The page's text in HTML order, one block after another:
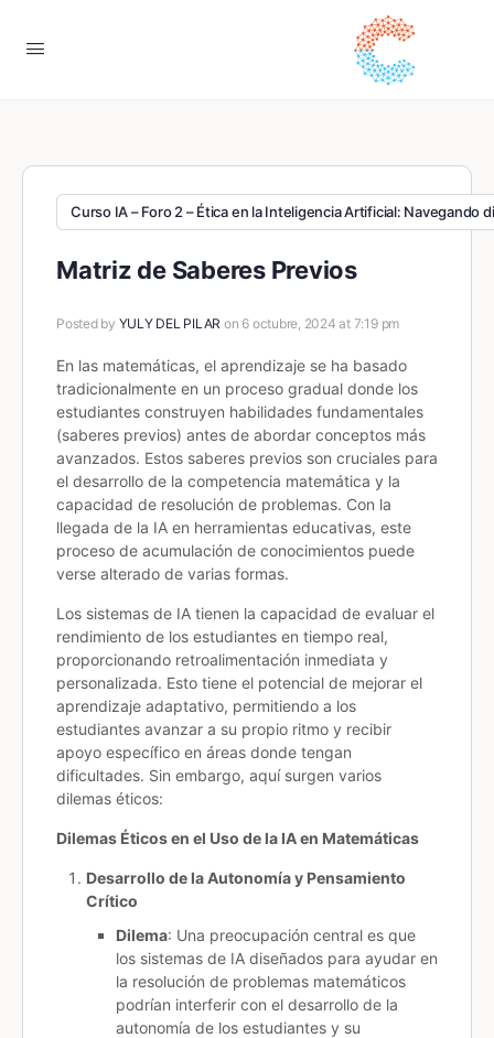
Curso IA – Foro 2 – Ética en la Inteligencia Artificial: Navegando
Matriz de Saberes Previos
Posted by YULY DEL PILAR on 6 octubre, 2024 at 7:19 pm
En las matemáticas, el aprendizaje se ha basado
tradicionalmente en un proceso gradual donde los
estudiantes construyen habilidades fundamentales
(saberes previos) antes de abordar conceptos más
avanzados. Estos saberes previos son cruciales para
el desarrollo de la competencia matemática y la
capacidad de resolución de problemas. Con la
llegada de la IA en herramientas educativas, este
proceso de acumulación de conocimientos puede
verse alterado de varias formas.
Los sistemas de IA tienen la capacidad de evaluar el
rendimiento de los estudiantes en tiempo real,
proporcionando retroalimentación inmediata y
personalizada. Esto tiene el potencial de mejorar el
aprendizaje adaptativo, permitiendo a los
estudiantes avanzar a su propio ritmo y recibir
apoyo específico en áreas donde tengan
dificultades. Sin embargo, aquí surgen varios
dilemas éticos:
Dilemas Éticos en el Uso de la IA en Matemáticas
Desarrollo de la Autonomía y Pensamiento
Crítico
Dilema: Una preocupación central es que
los sistemas de IA diseñados para ayudar en
la resolución de problemas matemáticos
podrían interferir con el desarrollo de la
autonomía de los estudiantes y su